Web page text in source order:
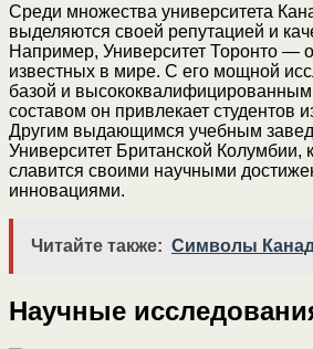
Среди множества университета
выделяются своей репутацией и
Например, Университет Торонто —
известных в мире. С его мощной
базой и
составом он привлекает студентов
Другим выдающимся учебным
Университет Британской Колумбии,
славится своими научными
инновациями.
Читайте также: Символы
Научные